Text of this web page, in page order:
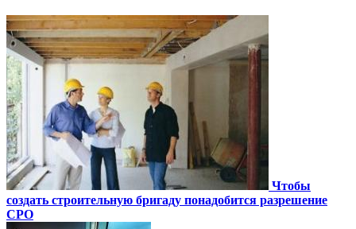
Чтобы
создать строительную бригаду понадобится разрешение
СРО